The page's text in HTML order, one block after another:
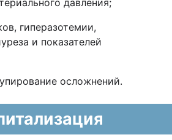
давления;
гиперазотемии,
и показателей
осложнений.